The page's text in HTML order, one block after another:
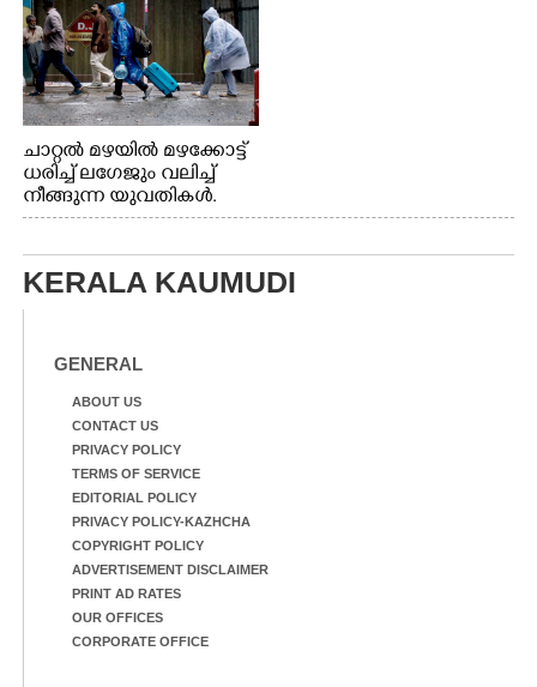
ചാറ്റൽ മഴയിൽ മഴക്കോട്ട്
ധരിച്ച് ലഗേജും വലിച്ച്
നീങ്ങുന്ന യുവതികൾ.
എറണാകുളം മേനകയിൽ
KERALA KAUMUDI
GENERAL
ABOUT US
CONTACT US
PRIVACY POLICY
TERMS OF SERVICE
EDITORIAL POLICY
PRIVACY POLICY-KAZHCHA
COPYRIGHT POLICY
ADVERTISEMENT DISCLAIMER
PRINT AD RATES
OUR OFFICES
CORPORATE OFFICE